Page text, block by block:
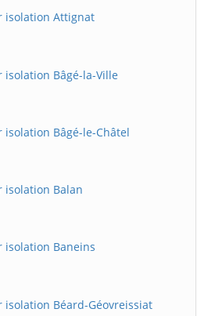
isolation Attignat
Bâgé-la-Ville
Bâgé-le-Châtel
isolation Balan
isolation Baneins
Béard-Géovreissiat